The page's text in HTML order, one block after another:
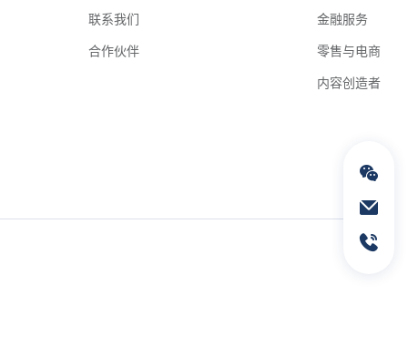
联系我们
合作伙伴
金融服务
零售与电商
内容创造者
service@geeksend.com